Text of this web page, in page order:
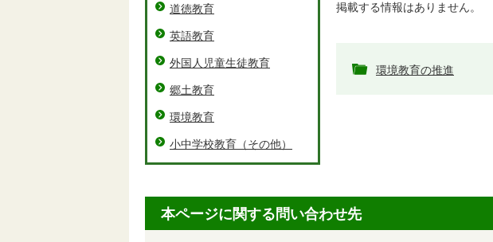
掲載する情報はありません。
環境教育の推進
道徳教育
英語教育
外国人児童生徒教育
郷土教育
環境教育
小中学校教育（その他）
本ページに関する問い合わせ先